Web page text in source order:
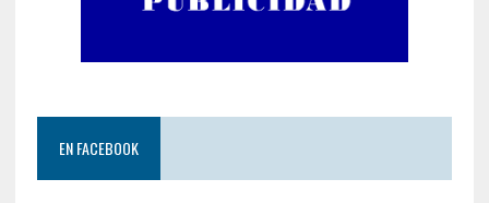
EN FACEBOOK